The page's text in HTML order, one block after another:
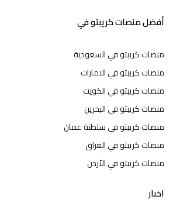
أفضل منصات كريبتو في
منصات كريبتو في السعودية
منصات كريبتو في الامارات
منصات كريبتو في الكويت
منصات كريبتو في البحرين
منصات كريبتو في سلطنة عمان
منصات كريبتو في العراق
منصات كريبتو في الأردن
اخبار